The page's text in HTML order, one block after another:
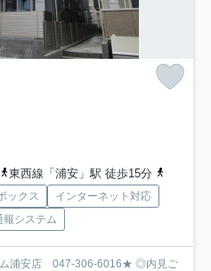
東西線「浦安」駅 徒歩15分
ックス
インターネット対応
報システム
店 047-306-6016★ ◎内見ご